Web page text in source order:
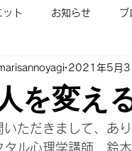
ット お知らせ ブ
フラクタル心理学入
/ショートプログラム
を変え
2021年5月3
いただきまして、あ
タル心理学講師　鈴木